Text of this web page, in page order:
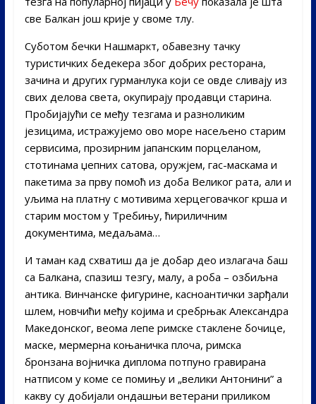
све Балкан још крије у своме тлу.
Суботом бечки Нашмаркт, обавезну тачку
туристичких бедекера због добрих ресторана,
зачина и других гурманлука који се овде сливају из
свих делова света, окупирају продавци старина.
Пробијајући се међу тезгама и разноликим
језицима, истражујемо ово море насељено старим
сервисима, прозирним јапанским порцеланом,
стотинама џепних сатова, оружјем, гас-маскама и
пакетима за прву помоћ из доба Великог рата, али и
уљима на платну с мотивима херцеговачког крша и
старим мостом у Требињу, ћириличним
документима, медаљама…
И таман кад схватиш да је добар део излагача баш
са Балкана, спазиш тезгу, малу, а роба – озбиљна
антика. Винчанске фигурине, касноантички зарђали
шлем, новчићи међу којима и сребрњак Александра
Македонског, веома лепе римске стаклене бочице,
маске, мермерна коњаничка плоча, римска
бронзана војничка диплома потпуно гравирана
натписом у коме се помињу и „велики Антонини” а
какву су добијали ондашњи ветерани приликом